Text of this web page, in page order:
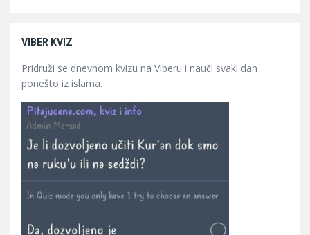
VIBER KVIZ
Pridruži se dnevnom kvizu na Viberu i nauči svaki dan
ponešto iz islama.